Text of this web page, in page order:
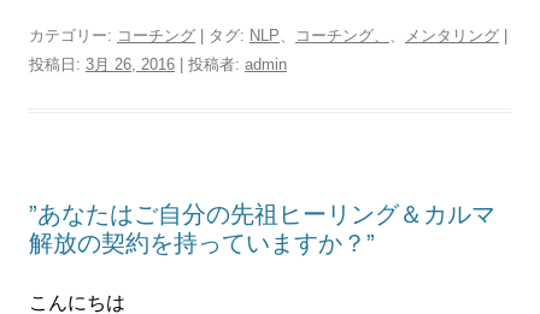
カテゴリー: コーチング | タグ: NLP、 コーチング、 、 メンタリング
投稿日: 3月 26, 2016 投稿者: admin
”あなたはご自分の先祖ヒーリング＆カルマ
解放の契約を持っていますか？”
こんにちは